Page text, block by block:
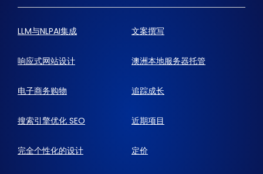
LLM与NLPAI集成 文案撰写
响应式网站设计 澳洲本地服务器托管
电子商务购物 追踪成长
搜索引擎优化 SEO 近期项目
完全个性化的设计 定价